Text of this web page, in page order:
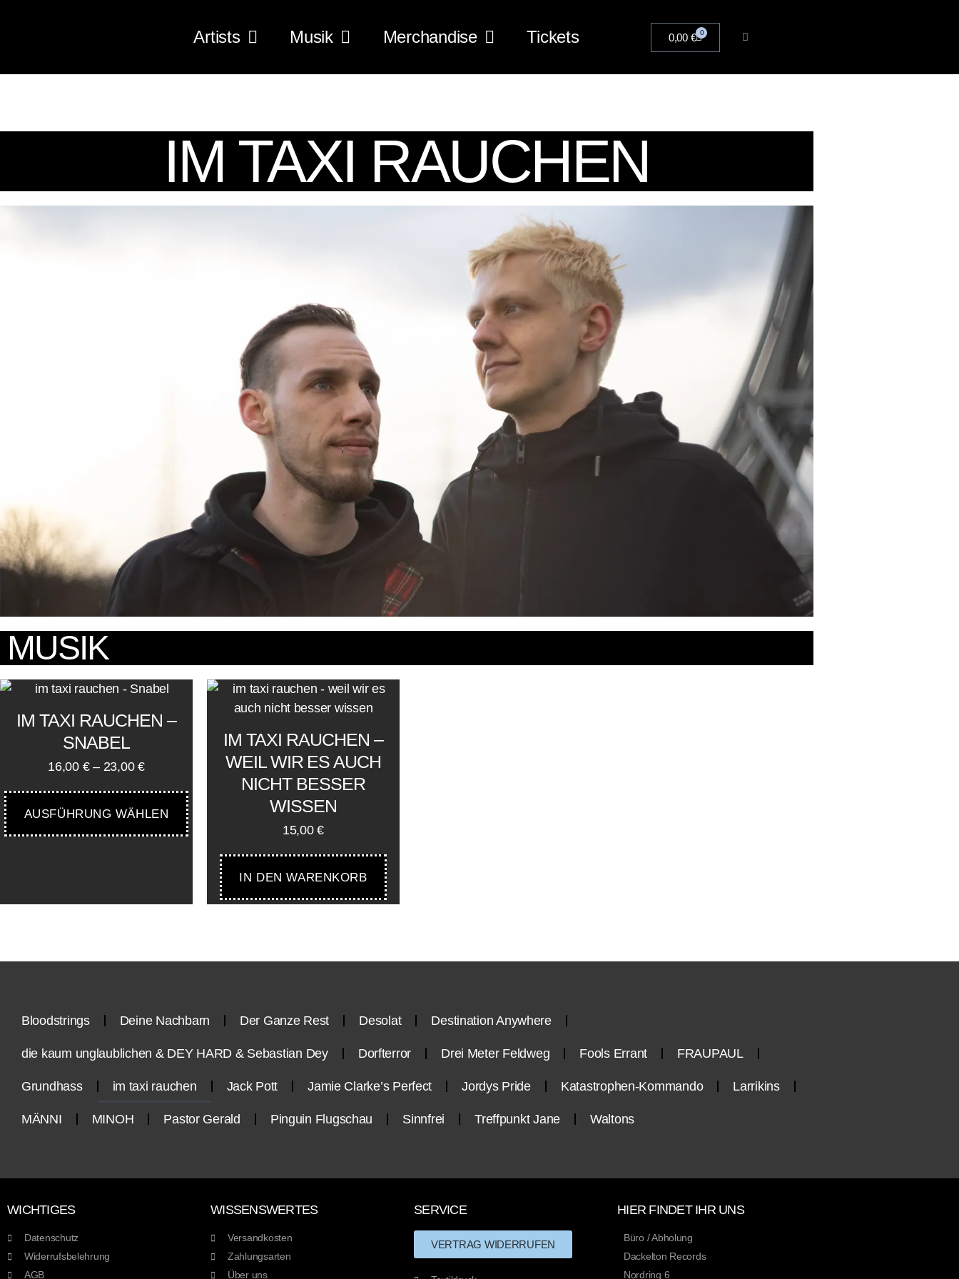
Artists Musik Merchandise Tickets 0,00 € 0
IM TAXI RAUCHEN
MUSIK
IM TAXI RAUCHEN –
SNABEL
16,00 €– 23,00 €
AUSFÜHRUNG WÄHLEN
IM TAXI RAUCHEN –
WEIL WIR ES AUCH
NICHT BESSER
WISSEN
15,00€
IN DEN WARENKORB
Bloodstrings Deine Nachbarn Der Ganze Rest Desolat Destination Anywhere
die kaum unglaublichen & DEY HARD & Sebastian Dey Dorfterror Drei Meter Feldweg Fools Errant FRAUPAUL
Grundhass im taxi rauchen Jack Pott Jamie Clarke’s Perfect Jordys Pride Katastrophen-Kommando Larrikins
MÄNNI MINOH Pastor Gerald Pinguin Flugschau Sinnfrei Treffpunkt Jane Waltons
WICHTIGES
Datenschutz
Widerrufsbelehrung
AGB
WISSENSWERTES
Versandkosten
Zahlungsarten
Über uns
SERVICE
VERTRAG WIDERRUFEN
HIER FINDET IHR UNS
Büro / Abholung
Dackelton Records
Nordring 6